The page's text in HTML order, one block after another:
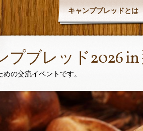
キャンプブレッドとは
プブレッド2026
の交流イベントです。